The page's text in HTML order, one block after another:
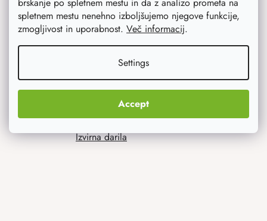
spletnem mestu nenehno izboljšujemo njegove funkcije,
zmogljivost in uporabnost. Več informacij.
Settings
Accept
Kaj vas najbolj zanima
Novosti
Izvirna darila